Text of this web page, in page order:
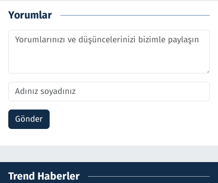
Yorumlar
Gönder
Trend Haberler